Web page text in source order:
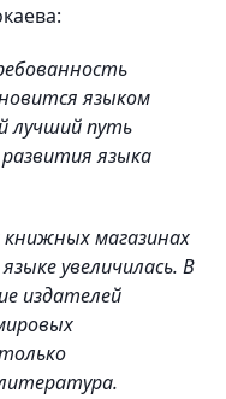
языком
лучший путь
языка
книжных магазинах
увеличилась. В
издателей